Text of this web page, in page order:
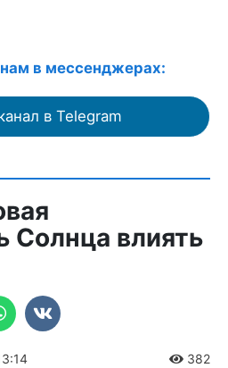
в мессенджерах:
в Telegram
Солнца влиять
382